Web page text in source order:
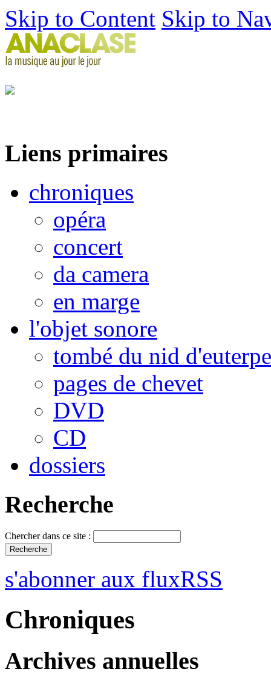
Skip to Content Skip to
Liens primaires
chroniques
opéra
concert
da camera
en marge
l'objet sonore
tombé du nid d'euterpe
pages de chevet
DVD
CD
dossiers
Recherche
Chercher dans ce site :
s'abonner aux fluxRSS
Chroniques
Archives annuelles